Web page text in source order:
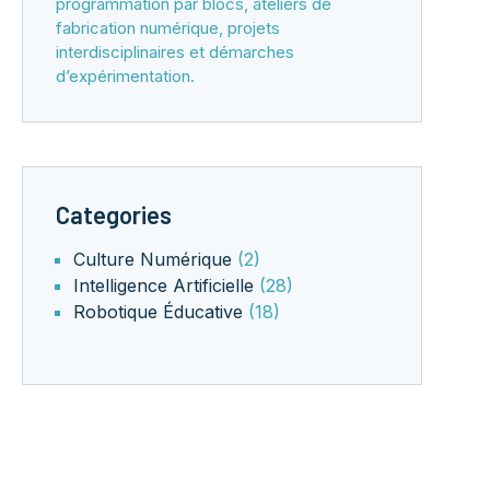
fabrication numérique, projets
interdisciplinaires et démarches
d’expérimentation.
Categories
Culture Numérique (2)
Intelligence Artificielle (28)
Robotique Éducative (18)